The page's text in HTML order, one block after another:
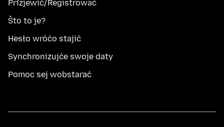
Přizjewić/Registrować
Što to je?
Hesło wróćo stajić
Synchronizujće swoje daty
Pomoc sej wobstarać